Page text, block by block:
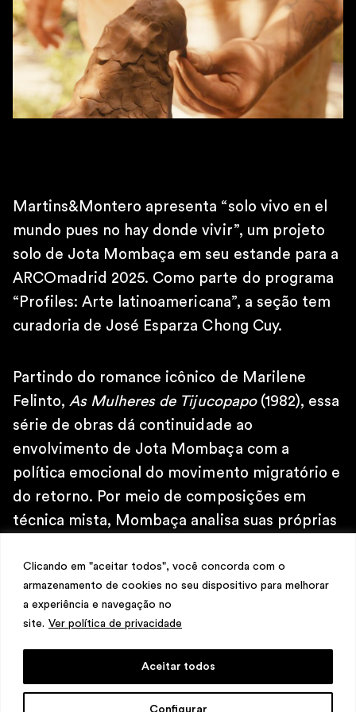
Clicando em "aceitar todos", você concorda com o
armazenamento de cookies no seu dispositivo para melhorar
a experiência e navegação no
site. Ver política de privacidade
Configurar
Aceitar todos
Martins&Montero apresenta “solo vivo en el
mundo pues no hay donde vivir”, um projeto
solo de Jota Mombaça em seu estande para a
ARCOmadrid 2025. Como parte do programa
“Profiles: Arte latinoamericana”, a seção tem
curadoria de José Esparza Chong Cuy.
Partindo do romance icônico de Marilene
Felinto, As Mulheres de Tijucopapo(1982), essa
série de obras dá continuidade ao
envolvimento de Jota Mombaça com a
política emocional do movimento migratório e
do retorno. Por meio de composições em
técnica mista, Mombaça analisa suas próprias
perspectiva limitada ao realismo social – em
vez disso, as obras evocam paisagens
imaginárias, personagens sonhados e
10h – 19h
SÁBADOS
11h – 16h
\
TELEFONE
+55 11 4306 1943
\
BRUXELAS
Rue aux Laines 14
1000 Bélgica
QUARTA À SEXTA
14h – 18h
SÁBADOS
TELEFONE
+ 32 2 387 16 49
E-MAIL
contato@martinsemontero.com
INSTAGRAM
@martinsemontero
\